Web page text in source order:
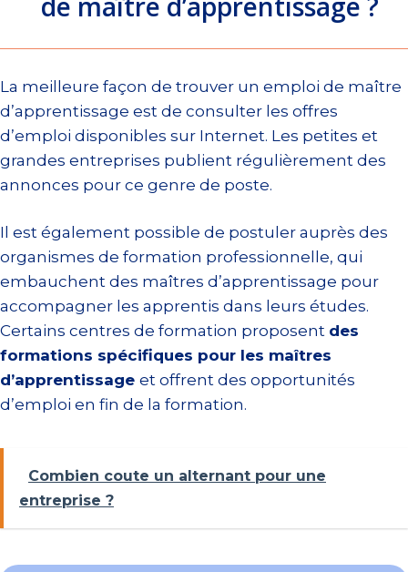
La meilleure façon de trouver un emploi de maître
d’apprentissage est de consulter les offres
d’emploi disponibles sur Internet. Les petites et
grandes entreprises publient régulièrement des
annonces pour ce genre de poste.
Il est également possible de postuler auprès des
organismes de formation professionnelle, qui
embauchent des maîtres d’apprentissage pour
accompagner les apprentis dans leurs études.
Certains centres de formation proposent des
formations spécifiques pour les maîtres
d’apprentissage et offrent des opportunités
d’emploi en fin de la formation.
Combien coute un alternant pour une
entreprise ?